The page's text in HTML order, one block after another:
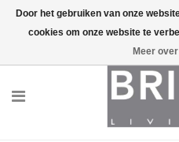
Door het gebruiken van onze
cookies om onze website te
Meer